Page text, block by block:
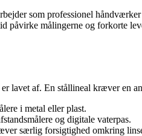
som professionel
påvirke målingerne og
af. En stållineal kræver en
i metal eller plast.
og digitale vaterpas.
særlig forsigtighed omkring